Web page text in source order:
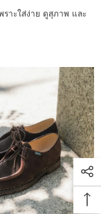
ราะใส่ง่าย ดูสุภาพ และ